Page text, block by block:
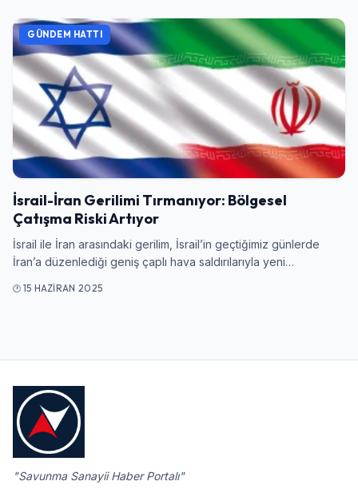
GÜNDEM HATTI
İsrail-İran Gerilimi Tırmanıyor: Bölgesel
Çatışma Riski Artıyor
İsrail ile İran arasındaki gerilim, İsrail’in geçtiğimiz günlerde
İran’a düzenlediği geniş çaplı hava saldırılarıyla yeni…
15 HAZIRAN 2025
"Savunma Sanayii Haber Portalı"